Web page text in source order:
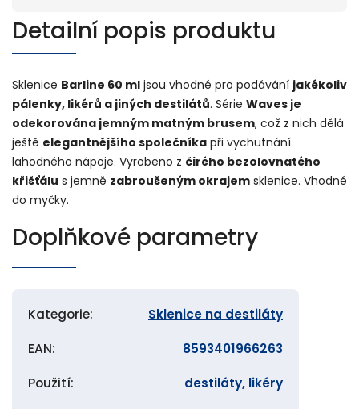
Detailní popis produktu
Sklenice Barline 60 ml jsou vhodné pro podávání jakékoliv
pálenky, likérů a jiných destilátů. Série Waves je
odekorována jemným matným brusem, což z nich dělá
ještě elegantnějšího společníka při vychutnání
lahodného nápoje. Vyrobeno z čirého bezolovnatého
křišťálu s jemně zabroušeným okrajem sklenice. Vhodné
do myčky.
Doplňkové parametry
Kategorie: Sklenice na destiláty
EAN: 8593401966263
Použití: destiláty, likéry